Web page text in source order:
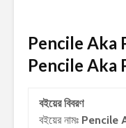
Pencile Aka
Pencile Aka
বইয়ের বিবরণ
বইয়ের নামঃ Pencile